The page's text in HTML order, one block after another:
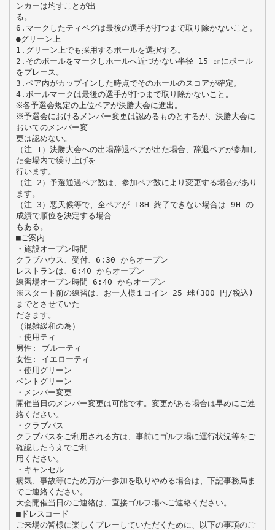
ンカーは均すことが出
る。
6.マークしたティペグは最後の選手が打つまで取り除かないこと。
●グリーン上
1.グリーン上でも採用するボールを選択する。
2.そのボールをマークしホールへ近づかない半径 15 ㎝にボール
をプレース。
3.ペア内がカップインした時点でそのホールのスコアが確定。
4.ボールマークは最後の選手が打つまで取り除かないこと。
※各予選会規定の上位ペアが決勝大会に進出。
※予選会におけるメンバー変更は認めるものとするが、決勝大会に
おいてのメンバー変
更は認めない。
（注 1）決勝大会への出場辞退ペアが出た場合、辞退ペアが参加し
た会場内で繰り上げを
行います。
（注 2）予選通過ペア数は、参加ペア数により変更する場合があり
ます。
（注 3）悪天候等で、全ペアが 18H 終了できない場合は 9H の
成績で順位を決定する場合
もある。
■ご案内
・施設オープン時間
クラブハウス、受付、6:30 からオープン
レストランは、6:40 からオープン
練習場オープン時間 6:40 からオープン
※スタート前の練習は、お一人様１コイン 25 球(300 円/税込)
までとさせていた
だきます。
（混雑緩和の為）
・使用ティ
男性: ブルーティ
女性: イエローティ
・使用グリーン
ベントグリーン
・メンバー変更
開催当日のメンバー変更は可能です。変更がある場合は早めにご連
絡ください。
・クラブバス
クラブバスをご利用される方は、事前にゴルフ場に運行状況等をご
確認したうえでご利
用ください。
・キャンセル
病気、事故等にため万が一参加を取りやめる場合は、下記事務局ま
でご連絡ください。
大会開催当日のご連絡は、直接ゴルフ場へご連絡ください。
■ドレスコード
ご来場の皆様に楽しくプレーしていただくために、以下の事項のご